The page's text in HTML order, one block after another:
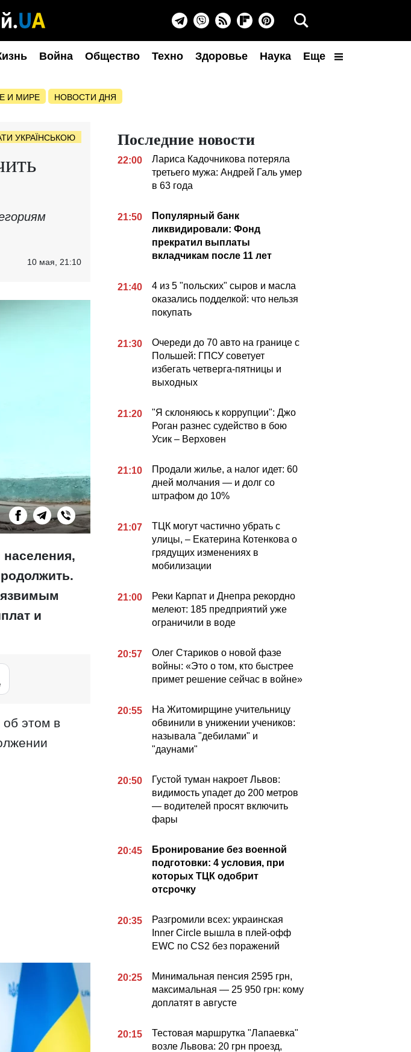
Война Общество Техно Здоровье Наука Еще
И МИРЕ НОВОСТИ ДНЯ
УКРАЇНСЬКОЮ
10 мая, 21:10
и
этом в
Последние новости
22:00
Лариса Кадочникова потеряла
третьего мужа: Андрей Галь умер
в 63 года
21:50
Популярный банк
ликвидировали: Фонд
прекратил выплаты
вкладчикам после 11 лет
21:40
4 из 5 "польских" сыров и масла
оказались подделкой: что нельзя
покупать
21:30
Очереди до 70 авто на границе с
Польшей: ГПСУ советует
избегать четверга-пятницы и
выходных
21:20
"Я склоняюсь к коррупции": Джо
Роган разнес судейство в бою
Усик – Верховен
21:10
Продали жилье, а налог идет: 60
дней молчания — и долг со
штрафом до 10%
21:07
ТЦК могут частично убрать с
улицы, – Екатерина Котенкова о
грядущих изменениях в
мобилизации
21:00
Реки Карпат и Днепра рекордно
мелеют: 185 предприятий уже
ограничили в воде
20:57
Олег Стариков о новой фазе
войны: «Это о том, кто быстрее
примет решение сейчас в войне»
20:55
На Житомирщине учительницу
обвинили в унижении учеников:
называла "дебилами" и
"даунами"
20:50
Густой туман накроет Львов:
видимость упадет до 200 метров
— водителей просят включить
фары
20:45
Бронирование без военной
подготовки: 4 условия, при
которых ТЦК одобрит
отсрочку
20:35
Разгромили всех: украинская
Inner Circle вышла в плей-офф
EWC по CS2 без поражений
20:25
Минимальная пенсия 2595 грн,
максимальная — 25 950 грн: кому
доплатят в августе
20:15
Тестовая маршрутка "Лапаевка"
возле Львова: 20 грн проезд,